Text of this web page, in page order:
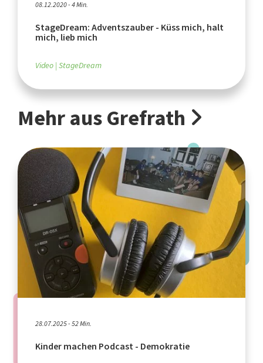
08.12.2020 - 4 Min.
StageDream: Adventszauber - Küss mich, halt
mich, lieb mich
Video StageDream
Mehr aus Grefrath
28.07.2025 - 52 Min.
Kinder machen Podcast - Demokratie